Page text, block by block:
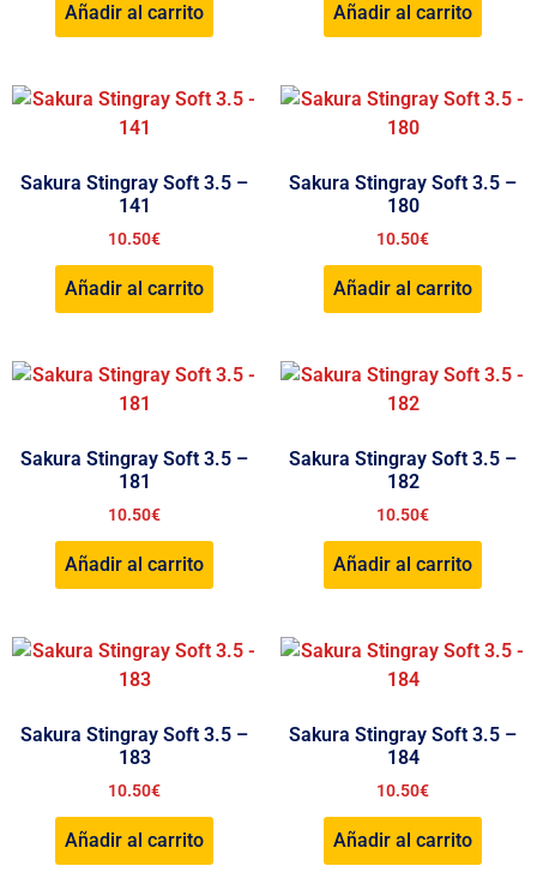
Añadir al carrito Añadir al carrito
Sakura Stingray Soft 3.5 –
141
10.50€
Añadir al carrito
Sakura Stingray Soft 3.5 –
180
10.50€
Añadir al carrito
Sakura Stingray Soft 3.5 –
181
10.50€
Añadir al carrito
Sakura Stingray Soft 3.5 –
182
10.50€
Añadir al carrito
Sakura Stingray Soft 3.5 –
183
10.50€
Añadir al carrito
Sakura Stingray Soft 3.5 –
184
10.50€
Añadir al carrito